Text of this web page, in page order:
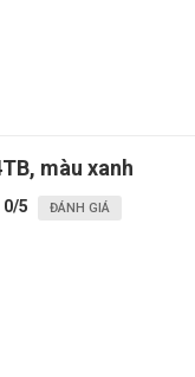
màu xanh
0/5 ĐÁNH GIÁ